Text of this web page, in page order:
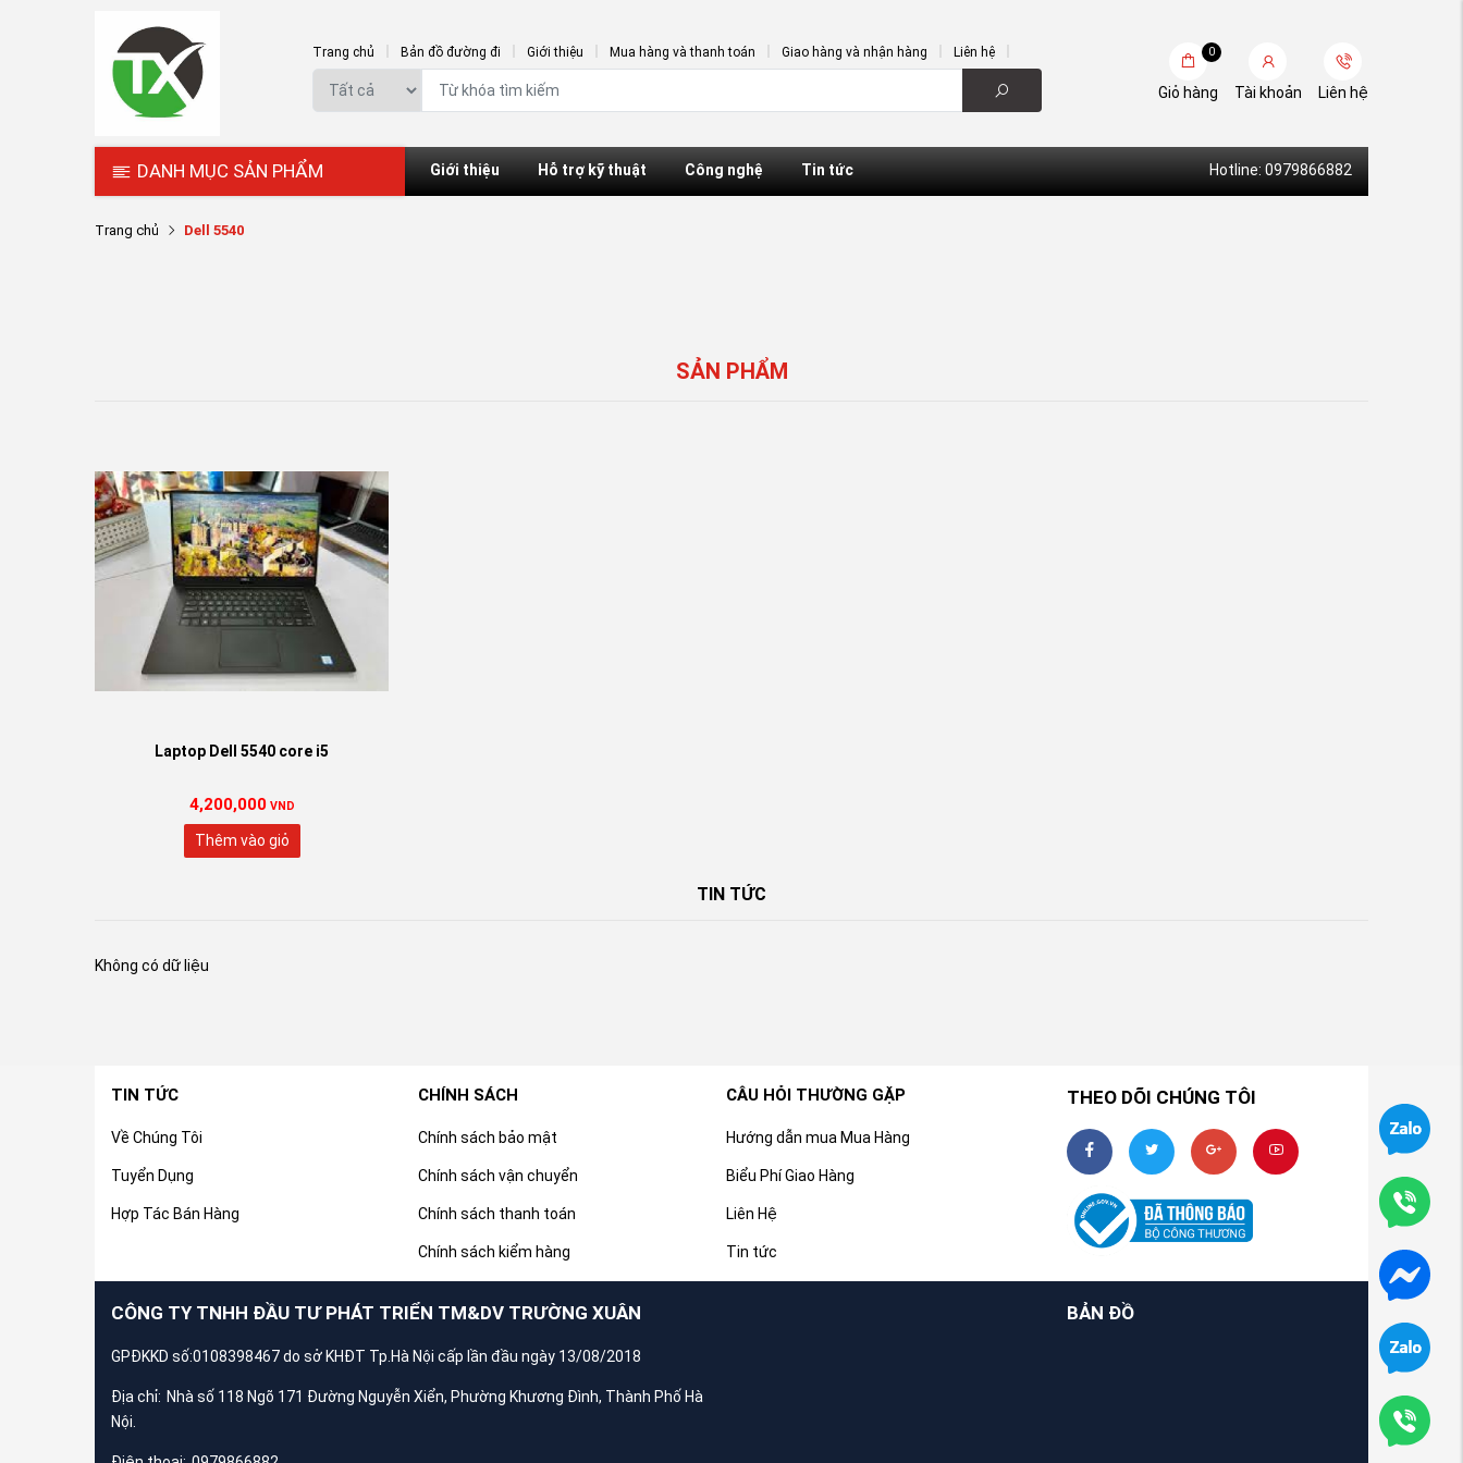
Trang chủ Bản đồ đường đi Giới thiệu Mua hàng và thanh toán Giao hàng và nhận hàng Liên hệ 0
Giỏ hàng Tài khoản Liên hệ
DANH MỤC SẢN PHẨM Giới thiệu Hỗ trợ kỹ thuật Công nghệ Tin tức Hotline: 0979866882
Trang chủ Dell 5540
SẢN PHẨM
Laptop Dell 5540 core i5
4,200,000 VND
Thêm vào giỏ
TIN TỨC
Không có dữ liệu
TIN TỨC
Về Chúng Tôi
Tuyển Dụng
Hợp Tác Bán Hàng
CHÍNH SÁCH
Chính sách bảo mật
Chính sách vận chuyển
Chính sách thanh toán
Chính sách kiểm hàng
CÂU HỎI THƯỜNG GẶP
Hướng dẫn mua Mua Hàng
Biểu Phí Giao Hàng
Liên Hệ
Tin tức
THEO DÕI CHÚNG TÔI
CÔNG TY TNHH ĐẦU TƯ PHÁT TRIỂN TM&DV TRƯỜNG XUÂN
GPĐKKD số:0108398467 do sở KHĐT Tp.Hà Nội cấp lần đầu ngày 13/08/2018
Địa chỉ: Nhà số 118 Ngõ 171 Đường Nguyễn Xiển, Phường Khương Đình, Thành Phố Hà
Nội.
BẢN ĐỒ